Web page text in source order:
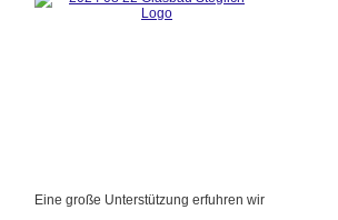
Eine große Unterstützung erfuhren wir